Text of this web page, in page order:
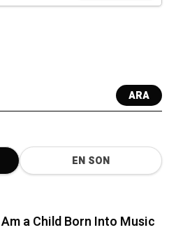
ARA
EN SON
a Child Born Into Music